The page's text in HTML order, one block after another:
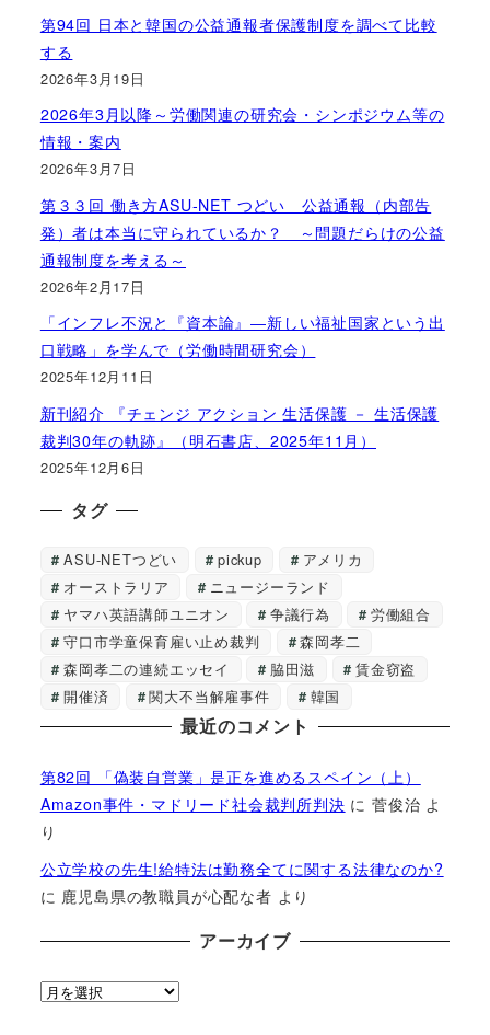
第94回 日本と韓国の公益通報者保護制度を調べて比較
する
2026年3月19日
2026年3月以降～労働関連の研究会・シンポジウム等の
情報・案内
2026年3月7日
第３３回 働き方ASU-NET つどい 公益通報（内部告
発）者は本当に守られているか？ ～問題だらけの公益
通報制度を考える～
2026年2月17日
「インフレ不況と『資本論』―新しい福祉国家という出
口戦略」を学んで（労働時間研究会）
2025年12月11日
新刊紹介 『チェンジ アクション 生活保護 － 生活保護
裁判30年の軌跡』（明石書店、2025年11月）
2025年12月6日
タグ
ASU-NETつどい pickup
アメリカ
オーストラリア
ニュージーランド
ヤマハ英語講師ユニオン
争議行為
労働組合
守口市学童保育雇い止め裁判
森岡孝二
森岡孝二の連続エッセイ
脇田滋
賃金窃盗
開催済
関大不当解雇事件 韓国
最近のコメント
第82回 「偽装自営業」是正を進めるスペイン（上）
Amazon事件・マドリード社会裁判所判決 に菅俊治 よ
り
公立学校の先生!給特法は勤務全てに関する法律なのか?
に 鹿児島県の教職員が心配な者 より
アーカイブ
ア